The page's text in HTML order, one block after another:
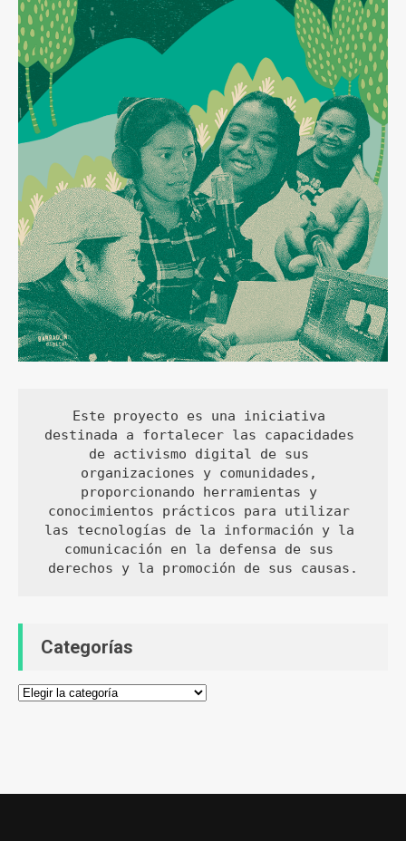
Este proyecto es una iniciativa
destinada a fortalecer las capacidades
de activismo digital de sus
organizaciones y comunidades,
proporcionando herramientas y
conocimientos prácticos para utilizar
las tecnologías de la información y la
comunicación en la defensa de sus
derechos y la promoción de sus causas.
Categorías
Categorías